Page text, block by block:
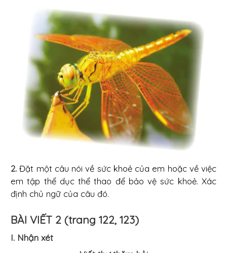
2.Đặt một câu nói về sức khoẻ của em hoặc về việc
em tập thể dục thể thao để bảo vệ sức khoẻ. Xác
định chủ ngữ của câu đó.
BÀI VIẾT 2 (trang 122, 123)
I. Nhận xét